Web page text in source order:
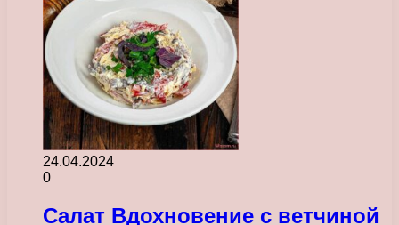
24.04.2024
0
Салат Вдохновение с ветчиной